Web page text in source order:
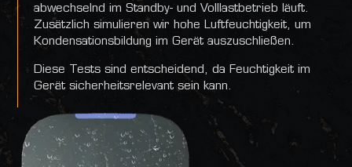
abwechselnd im Standby- und Volllastbetrieb läuft.
Zusätzlich simulieren wir hohe Luftfeuchtigkeit, um
Kondensationsbildung im Gerät auszuschließen.
Diese Tests sind entscheidend, da Feuchtigkeit im
Gerät sicherheitsrelevant sein kann.